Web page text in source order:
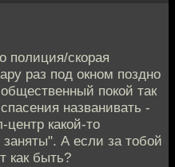
полиция/скорая
раз под окном поздно
покой так
названивать -
центр какой-то
А если за тобой
как быть?